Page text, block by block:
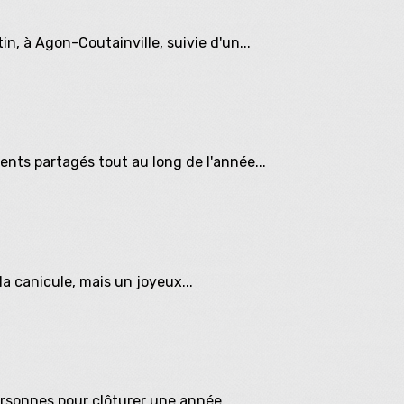
à Agon-Coutainville, suivie d'un...
partagés tout au long de l'année...
canicule, mais un joyeux...